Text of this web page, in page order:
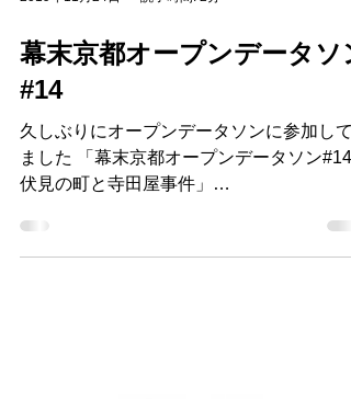
2019年11月24日 読了時間: 2分
幕末京都オープンデータソ
#14
久しぶりにオープンデータソンに参加して
伏見の町と寺田屋事件」
https://openstreetmap.jp/node/908 今回のテ